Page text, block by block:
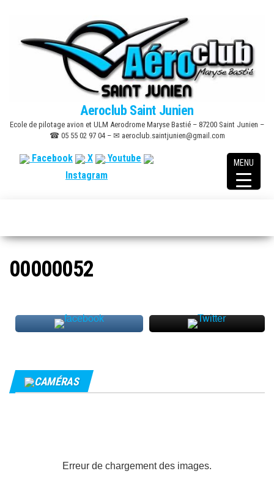
Aeroclub Saint Junien
Ecole de pilotage avion et ULM Aerodrome Maryse Bastié – 87200 Saint Junien –
☎ 05 55 02 97 04 – ✉ aeroclub.saintjunien@gmail.com
Facebook X
Youtube
Instagram
00000052
CAMÉRAS
Erreur de chargement des images.
MENU